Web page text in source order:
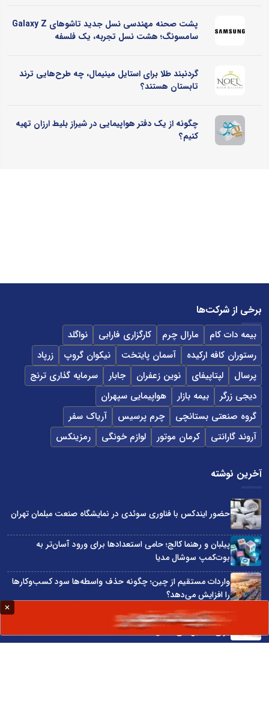
پشت صحنه مهندسی نسل جدید تاشوهای Galaxy Z
سامسونگ؛ هشت نسل تجربه، یک فلسفه
گردنبند طلا برای استایل مینیمال، چه طرح‌هایی ترند
تابستان هستند؟
چگونه از یک دفتر هواپیمایی در شیراز بلیط ارزان تهیه
کنیم؟
برخی از شرکت‌ها
بیمه دات کام مارال چرم کارگزاری فارابی
نواگلد
رستوران کافه ارکیده
آسمان پایتخت نیکوان گروپ
زرپاد
پرسال
لپتاپیفای نوین زعفران جابار
سرمایه گذاری ترنج
دیجی زرگر
بیمه بازار
هواپیمایی سپهران
گروه صنعتی بستانچی
چرم پرسیس
آریاک سفر
آروند گارانتی
کرمان موتور لوازم خونگی رمزینکس
آخرین نوشته
حضور ایندکس با فناوری سوئدی در نمایشگاه صنعت مبلمان تهران
پیلبان و رهنما کالج؛ حامی استعدادها برای ورود آسان‌تر به
بوت‌کمپ سوشال مدیا
واردات مستقیم از چین؛ چگونه حذف واسطه‌ها سود کسب‌وکارها
را افزایش می‌دهد؟
ترند ترین دستبندهای طلا برای تابستان؛ انتخابی ظریف و متفاوت
برای استایل‌های خاص